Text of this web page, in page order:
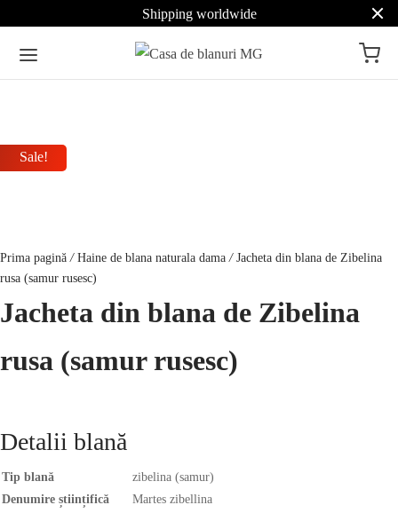
Shipping worldwide
Prima pagină / Haine de blana naturala dama /Jacheta din blana de Zibelina
rusa (samur rusesc)
Jacheta din blana de Zibelina
rusa (samur rusesc)
Detalii blană
Tip blană
zibelina (samur)
Denumire științifică
Martes zibellina
Sale!